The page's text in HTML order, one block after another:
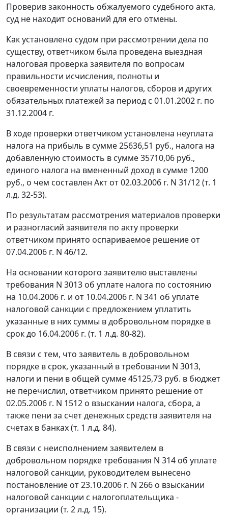
Проверив законность обжалуемого судебного акта,
суд не находит оснований для его отмены.
Как установлено судом при рассмотрении дела по
существу, ответчиком была проведена выездная
налоговая проверка заявителя по вопросам
правильности исчисления, полноты и
своевременности уплаты налогов, сборов и других
обязательных платежей за период с 01.01.2002 г. по
31.12.2004 г.
В ходе проверки ответчиком установлена неуплата
налога на прибыль в сумме 25636,51 руб., налога на
добавленную стоимость в сумме 35710,06 руб.,
единого налога на вмененный доход в сумме 1200
руб., о чем составлен Акт от 02.03.2006 г. N 31/12 (т. 1
л.д. 32-53).
По результатам рассмотрения материалов проверки
и разногласий заявителя по акту проверки
ответчиком принято оспариваемое решение от
07.04.2006 г. N 46/12.
На основании которого заявителю выставлены
требования N 3013 об уплате налога по состоянию
на 10.04.2006 г. и от 10.04.2006 г. N 341 об уплате
налоговой санкции с предложением уплатить
указанные в них суммы в добровольном порядке в
срок до 16.04.2006 г. (т. 1 л.д. 80-82).
В связи с тем, что заявитель в добровольном
порядке в срок, указанный в требовании N 3013,
налоги и пени в общей сумме 45125,73 руб. в бюджет
не перечислил, ответчиком принято решение от
02.05.2006 г. N 1512 о взыскании налога, сбора, а
также пени за счет денежных средств заявителя на
счетах в банках (т. 1 л.д. 84).
В связи с неисполнением заявителем в
добровольном порядке требования N 314 об уплате
налоговой санкции, руководителем вынесено
постановление от 23.10.2006 г. N 266 о взыскании
налоговой санкции с налогоплательщика -
организации (т. 2 л.д. 15).